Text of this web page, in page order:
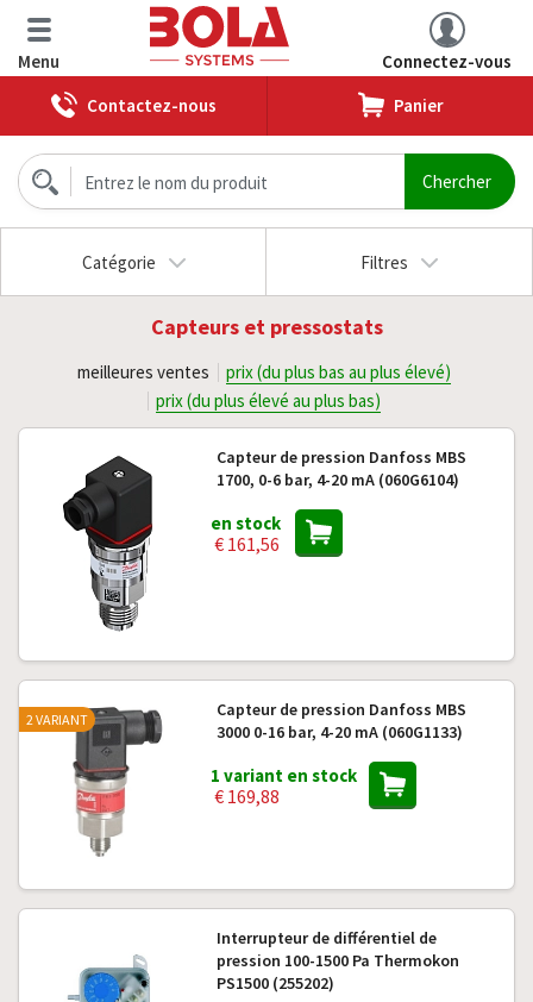
Menu
Connectez-vous
Contactez-nous
Panier
Catégorie Filtres
Capteurs et pressostats
meilleures ventes
prix (du plus bas au plus élevé)
prix (du plus élevé au plus bas)
Capteur de pression Danfoss MBS
1700, 0-6 bar, 4-20 mA (060G6104)
en stock
€ 161,56
Capteur de pression Danfoss MBS
3000 0-16 bar, 4-20 mA (060G1133)
1 variant en stock
€ 169,88
2 VARIANT
Interrupteur de différentiel de
pression 100-1500 Pa Thermokon
PS1500 (255202)